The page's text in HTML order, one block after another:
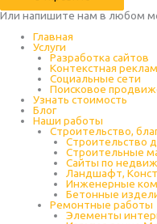
Или напишите нам в любом
Главная
Услуги
Разработка сайтов
Контекстная
Социальные сети
Поисковое
Узнать стоимость
Блог
Наши работы
Строительство,
Строительство
Строительные
Сайты по
Ландшафт,
Инженерные
Бетонные
Ремонтные работы
Элементы